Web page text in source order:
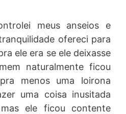
meus anseios e
ofereci para
ele era se ele deixasse
naturalmente ficou
menos uma loirona
uma coisa inusitada
ele ficou contente